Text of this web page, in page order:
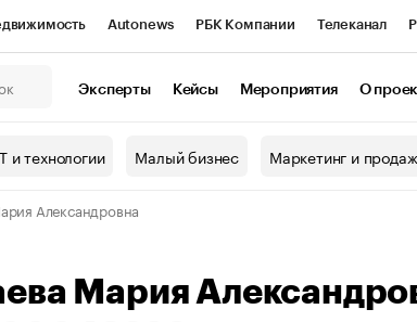
Autonews РБК Компании Телеканал
контрагентов
Эксперты Кейсы Мероприятия О
и технологии Малый бизнес Маркетинг и
Александровна
Мария